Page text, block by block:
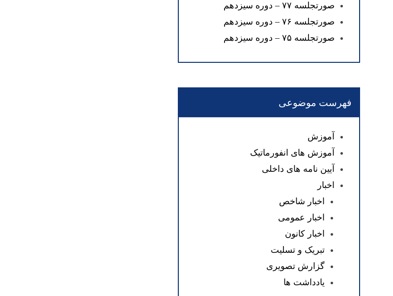
صورتجلسه ۷۷ – دوره سیزدهم
صورتجلسه ۷۶ – دوره سیزدهم
صورتجلسه ۷۵ – دوره سیزدهم
فهرست موضوعی
آموزش
آموزش های انفورماتیک
آیین نامه های داخلی
اخبار
اخبار شاخص
اخبار عمومی
اخبار کانون
تبریک و تسلیت
گزارش تصویری
یادداشت ها